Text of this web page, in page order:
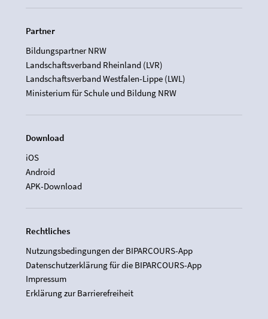
Partner
Bildungspartner NRW
Landschaftsverband Rheinland (LVR)
Landschaftsverband Westfalen-Lippe (LWL)
Ministerium für Schule und Bildung NRW
Download
iOS
Android
APK-Download
Rechtliches
Nutzungsbedingungen der BIPARCOURS-App
Datenschutzerklärung für die BIPARCOURS-App
Impressum
Erklärung zur Barrierefreiheit